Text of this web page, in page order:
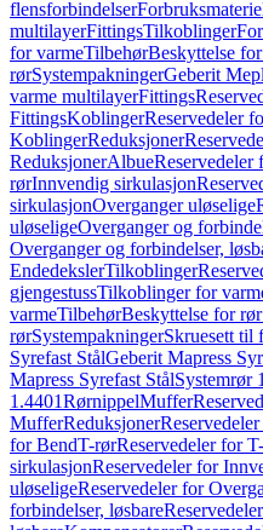
flensforbindelser
multilayerFittingsTilkoblinger
for varmeTilbehørBeskyttelse
rørSystempakningerGeberit
varme multilayerFittings
FittingsKoblingerReservedeler
KoblingerReduksjoner
ReduksjonerAlbueReservedeler
rørInnvendig sirkulasjon
sirkulasjonOverganger uløselige
uløseligeOverganger og
Overganger og forbindelser,
EndedekslerTilkoblinger
gjengestussTilkoblinger for
varmeTilbehørBeskyttelse for
rørSystempakningerSkruesett til
Syrefast StålGeberit Mapress
Mapress Syrefast StålSystemrør
1.4401RørnippelMuffer
MufferReduksjoner
for BendT-rørReservedeler for
sirkulasjonReservedeler for
uløseligeReservedeler for
forbindelser, løsbare